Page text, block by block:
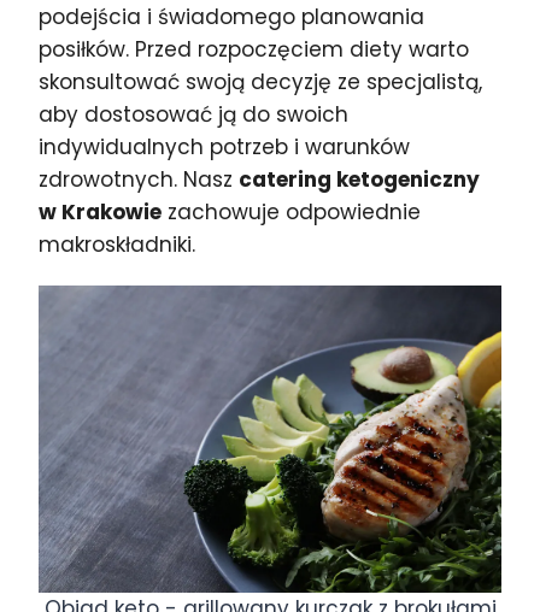
podejścia i świadomego planowania
posiłków. Przed rozpoczęciem diety warto
skonsultować swoją decyzję ze specjalistą,
aby dostosować ją do swoich
indywidualnych potrzeb i warunków
zdrowotnych. Nasz catering ketogeniczny
w Krakowie zachowuje odpowiednie
makroskładniki.